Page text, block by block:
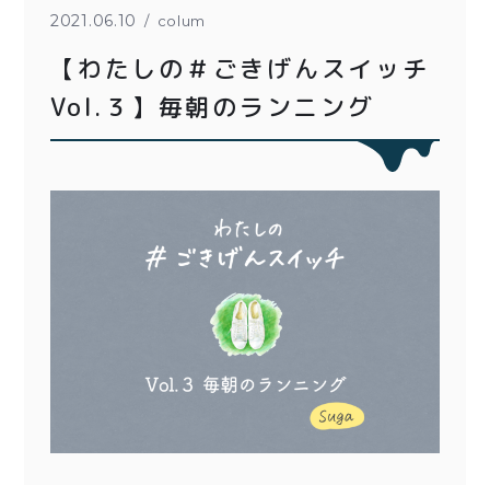
紅茶toroaTea
メルマガ会員様限定
アウトレット商品
ョコラ
とろ生シュー
2021.06.10 colum
【わたしの＃ごきげんスイッチ
Vol.３】毎朝のランニング